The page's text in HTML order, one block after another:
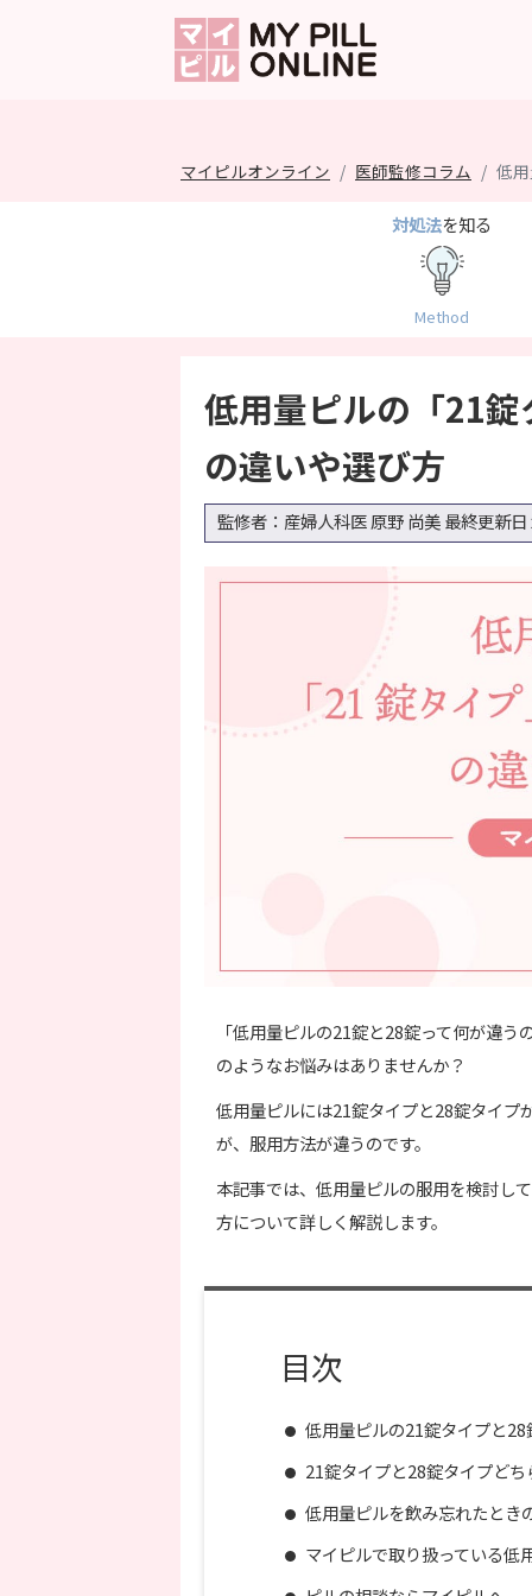
マイピルオンライン 医師監修コラム 低
対処法を知る
Method
低用量ピルの「21
の違いや選び方
監修者：産婦人科医 原野 尚美最終更新日
「低用量ピルの21錠と28錠って何が違
のようなお悩みはありませんか？
低用量ピルには21錠タイプと28錠タイプ
が、服用方法が違うのです。
本記事では、低用量ピルの服用を検討し
方について詳しく解説します。
目次
低用量ピルの21錠タイプと
21錠タイプと28錠タイプど
低用量ピルを飲み忘れたとき
マイピルで取り扱っている低